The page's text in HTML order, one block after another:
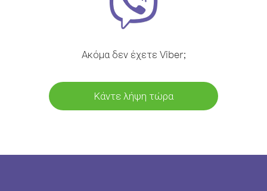
Ακόμα δεν έχετε Viber;
Κάντε λήψη τώρα